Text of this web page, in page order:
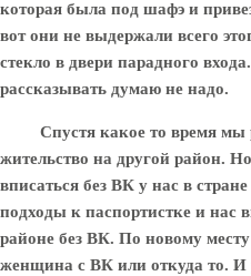
которая была под шафэ и
вот они не выдержали всего
стекло в двери парадного
рассказывать думаю не надо.
Спустя какое то время мы
жительство на другой район.
вписаться без ВК у нас в
подходы к паспортистке и нас
районе без ВК. По новому
женщина с ВК или откуда то. И